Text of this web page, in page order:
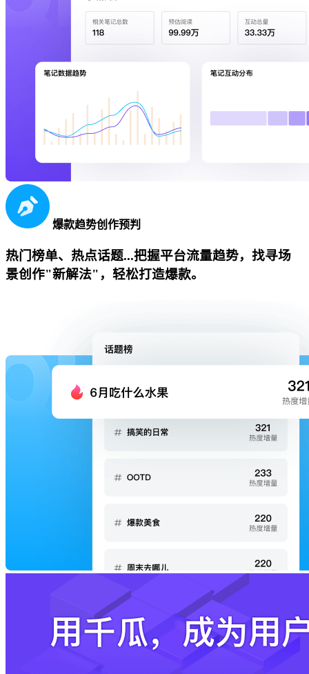
爆款趋势创作预判
热门榜单、热点话题...把握平台流量趋势，找寻场
景创作"新解法"，轻松打造爆款。